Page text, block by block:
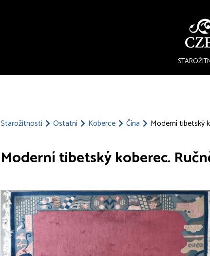
Starožitnosti Ostatní Koberce Čína Moderní tibetský
Moderní tibetský koberec.